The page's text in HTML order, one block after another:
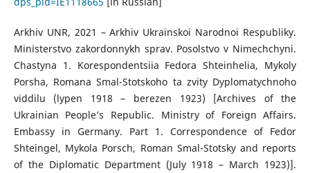
Arkhiv UNR, 2021 – Arkhiv Ukrainskoi Narodnoi Respubliky.
Ministerstvo zakordonnykh sprav. Posolstvo v Nimechchyni.
Chastyna 1. Korespondentsiia Fedora Shteinhelia, Mykoly
Porsha, Romana Smal-Stotskoho ta zvity Dyplomatychnoho
viddilu (lypen 1918 – berezen 1923) [Archives of the
Ukrainian People’s Republic. Ministry of Foreign Affairs.
Embassy in Germany. Part 1. Correspondence of Fedor
Shteingel, Mykola Porsch, Roman Smal-Stotsky and reports
of the Diplomatic Department (July 1918 – March 1923)].